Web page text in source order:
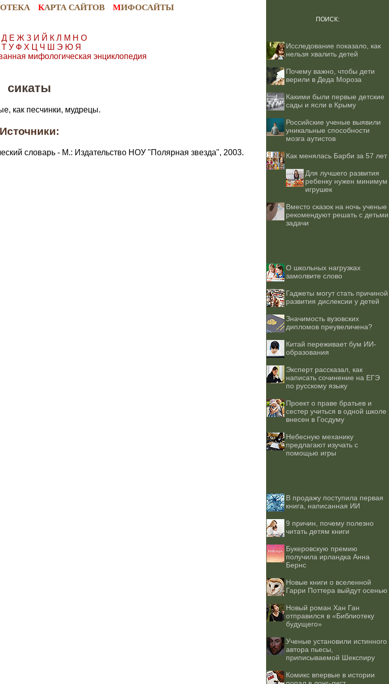
КАРТА САЙТОВ МИФОСАЙТЫ
Д Е Ж З И Й К Л М Н О
Т У Ф Х Ц Ч Ш Э Ю Я
мифологическая энциклопедия
сикаты
как песчинки, мудрецы.
Источники:
словарь - М.: Издательство НОУ "Полярная звезда", 2003.
ПОИСК:
Исследование показало, как
нельзя хвалить детей
Почему важно, чтобы дети
верили в Деда Мороза
Какими были первые детские
сады и ясли в Крыму
Российские ученые выявили
уникальные способности
мозга аутистов
Как менялась Барби за 57 лет
Для лучшего развития
ребенку нужен минимум
игрушек
Вместо сказок на ночь ученые
рекомендуют решать с детьми
задачи
О школьных нагрузках
замолвите слово
Гаджеты могут стать причиной
развития дислексии у детей
Значимость вузовских
дипломов преувеличена?
Китай переживает бум ИИ-
образования
Эксперт рассказал, как
написать сочинение на ЕГЭ
по русскому языку
Проект о праве братьев и
сестер учиться в одной школе
внесен в Госдуму
Небесную механику
предлагают изучать с
помощью игры
В продажу поступила первая
книга, написанная ИИ
9 причин, почему полезно
читать детям книги
Букеровскую премию
получила ирландка Анна
Бернс
Новые книги о вселенной
Гарри Поттера выйдут осенью
Новый роман Хан Ган
отправился в «Библиотеку
будущего»
Ученые установили истинного
автора пьесы,
приписываемой Шекспиру
Комикс впервые в истории